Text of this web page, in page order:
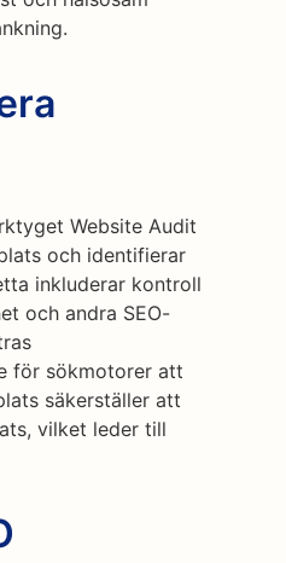
Website Audit
och identifierar
inkluderar kontroll
och andra SEO-
för sökmotorer att
säkerställer att
vilket leder till